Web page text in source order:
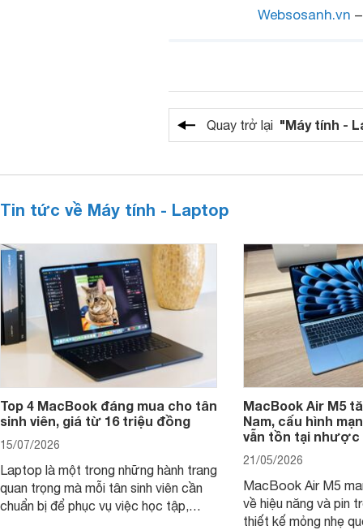
Websosanh.vn
Quay trở lại "Máy tính -
Tin tức về Máy tính - Laptop
Top 4 MacBook đáng mua cho tân
sinh viên, giá từ 16 triệu đồng
15/07/2026
Laptop là một trong những hành trang
quan trọng mà mỗi tân sinh viên cần
chuẩn bị để phục vụ việc học tập,
MacBook Air M5
Nam, cấu hình
vẫn tồn tại nhược
21/05/2026
MacBook Air M5
về hiệu năng và pin
thiết kế mỏng nhẹ